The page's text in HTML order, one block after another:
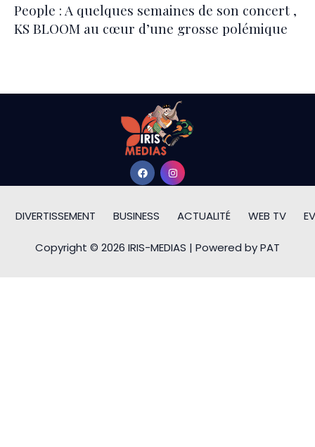
People : A quelques semaines de son concert ,
KS BLOOM au cœur d’une grosse polémique
DIVERTISSEMENT BUSINESS ACTUALITÉ WEB TV
Copyright © 2026 IRIS-MEDIAS | Powered by PAT